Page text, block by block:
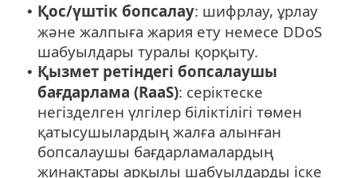
• Қос/үштік бопсалау: шифрлау, ұрлау
және жалпыға жария ету немесе DDoS
шабуылдары туралы қорқыту.
• Қызмет ретіндегі бопсалаушы
бағдарлама (RaaS): серіктеске
негізделген үлгілер біліктілігі төмен
қатысушылардың жалға алынған
бопсалаушы бағдарламалардың
жинақтары арқылы шабуылдарды іске